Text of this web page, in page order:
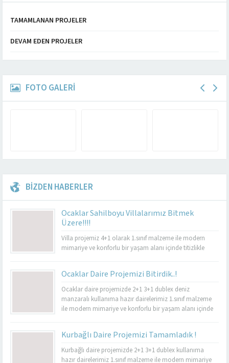
TAMAMLANAN PROJELER
DEVAM EDEN PROJELER
FOTO GALERİ
BİZDEN HABERLER
Ocaklar Sahilboyu Villalarımız Bitmek
Üzere!!!!
Villa projemiz 4+1 olarak 1.sınıf malzeme ile modern
mimariye ve konforlu bir yaşam alanı içinde titizlikle
Ocaklar Daire Projemizi Bitirdik..!
Ocaklar daire projemizde 2+1 3+1 dublex deniz
manzaralı kullanıma hazır dairelerimiz 1.sınıf malzeme
ile modern mimariye ve konforlu bir yaşam alanı içinde
Kurbağlı Daire Projemizi Tamamladık !
Kurbağlı daire projemizde 2+1 3+1 dublex kullanıma
hazır dairelerimiz 1.sınıf malzeme ile modern mimariye